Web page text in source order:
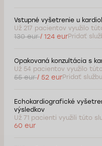
Vstupné vyšetrenie u
Už 217 pacientov využilo
130 eur/ 124 eurPridať
Opakovaná konzultácia s
Už 54 pacientov využilo
55 eur/ 52 eurPridať službu
Echokardiografické
výsledkov
Už 71 pacienti využili túto
60 eur